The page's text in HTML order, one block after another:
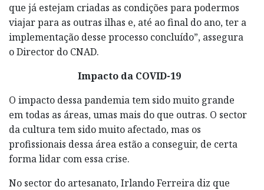
que já estejam criadas as condições para podermos
viajar para as outras ilhas e, até ao final do ano, ter a
implementação desse processo concluído”, assegura
o Director do CNAD.
Impacto da COVID-19
O impacto dessa pandemia tem sido muito grande
em todas as áreas, umas mais do que outras. O sector
da cultura tem sido muito afectado, mas os
profissionais dessa área estão a conseguir, de certa
forma lidar com essa crise.
No sector do artesanato, Irlando Ferreira diz que